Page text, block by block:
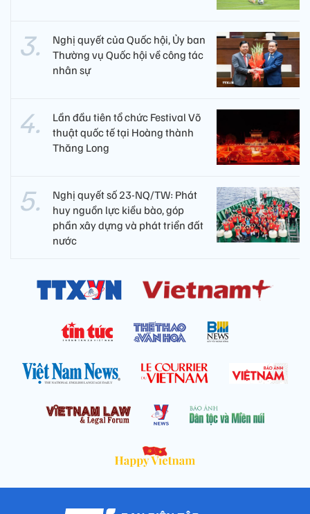
Nghị quyết của Quốc hội, Ủy ban
Thường vụ Quốc hội về công tác
nhân sự
Lần đầu tiên tổ chức Festival Võ
thuật quốc tế tại Hoàng thành
Thăng Long
Nghị quyết số 23-NQ/TW: Phát
huy nguồn lực kiều bào, góp
phần xây dựng và phát triển đất
nước